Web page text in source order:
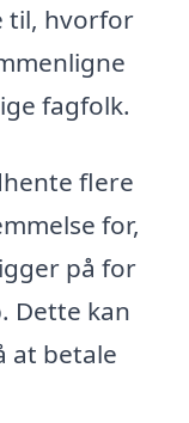
til, hvorfor
fagfolk.
flere
for,
på for
Dette kan
at betale